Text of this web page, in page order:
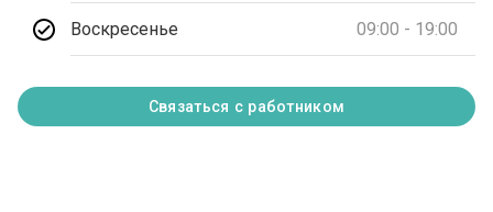
Воскресенье 09:00 - 19:00
Связаться с работником